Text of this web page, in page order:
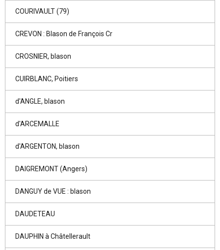
COURIVAULT (79)
CREVON : Blason de François Cr
CROSNIER, blason
CUIRBLANC, Poitiers
d'ANGLE, blason
d'ARCEMALLE
d'ARGENTON, blason
DAIGREMONT (Angers)
DANGUY de VUE : blason
DAUDETEAU
DAUPHIN à Châtellerault